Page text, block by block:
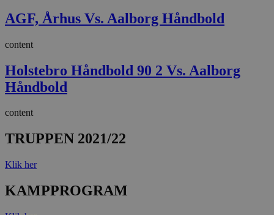
AGF, Århus Vs. Aalborg Håndbold
content
Holstebro Håndbold 90 2 Vs. Aalborg
Håndbold
content
TRUPPEN 2021/22
Klik her
KAMPPROGRAM